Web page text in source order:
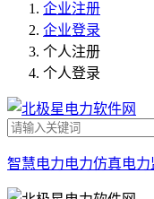
企业注册
企业登录
个人注册
个人登录
智慧电力电力仿真电